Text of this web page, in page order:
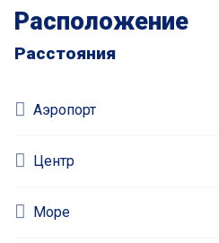
Расположение
Расстояния
Аэропорт
Центр
Море